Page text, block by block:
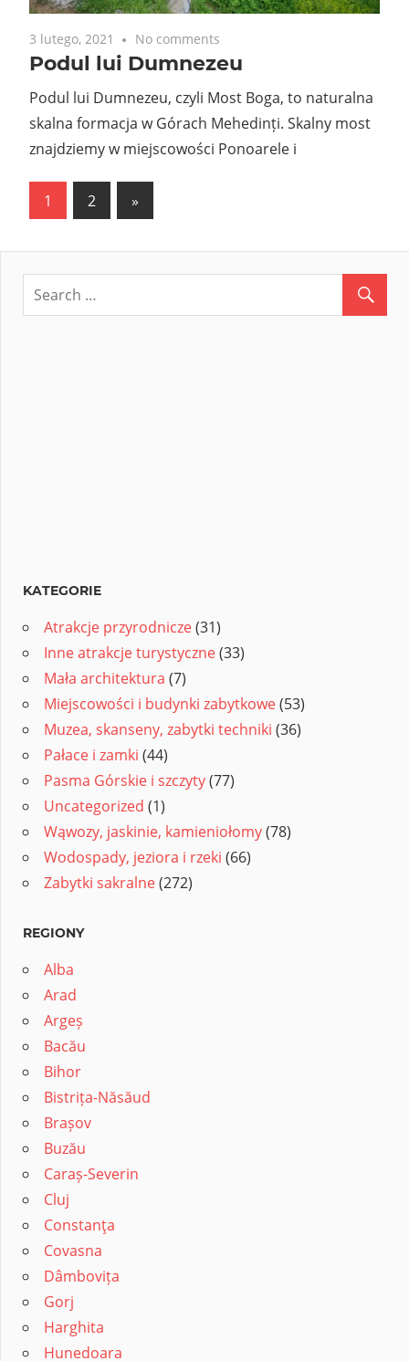
3 lutego, 2021 No comments
Podul lui Dumnezeu
Podul lui Dumnezeu, czyli Most Boga, to naturalna
skalna formacja w Górach Mehedinți. Skalny most
znajdziemy w miejscowości Ponoarele i
Stronicowanie
1 2
Next
Posts
»
KATEGORIE
Atrakcje przyrodnicze(31)
Inne atrakcje turystyczne(33)
Mała architektura (7)
Miejscowości i budynki zabytkowe(53)
Muzea, skanseny, zabytki techniki (36)
Pałace i zamki (44)
Pasma Górskie i szczyty(77)
Uncategorized (1)
Wąwozy, jaskinie, kamieniołomy(78)
Wodospady, jeziora i rzeki (66)
Zabytki sakralne(272)
REGIONY
Alba
Arad
Argeș
Bacău
Bihor
Bistrița-Năsăud
Brașov
Buzău
Caraș-Severin
Cluj
Constanţa
Covasna
Dâmbovița
Gorj
Harghita
Hunedoara